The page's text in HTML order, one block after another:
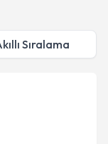
Sıralama